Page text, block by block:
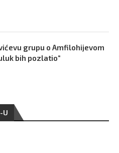
grupu o Amfilohijevom
bih pozlatio“
U